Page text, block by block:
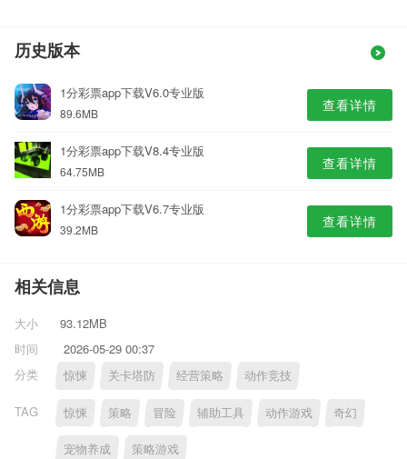
历史版本
1分彩票app下载V6.0专业版
89.6MB 查看详情
1分彩票app下载V8.4专业版
64.75MB 查看详情
1分彩票app下载V6.7专业版
39.2MB 查看详情
相关信息
大小
93.12MB
时间
2026-05-29 00:37
分类
惊悚 关卡塔防 经营策略 动作竞技
TAG 惊悚 策略 冒险 辅助工具 动作游戏 奇幻
宠物养成 策略游戏